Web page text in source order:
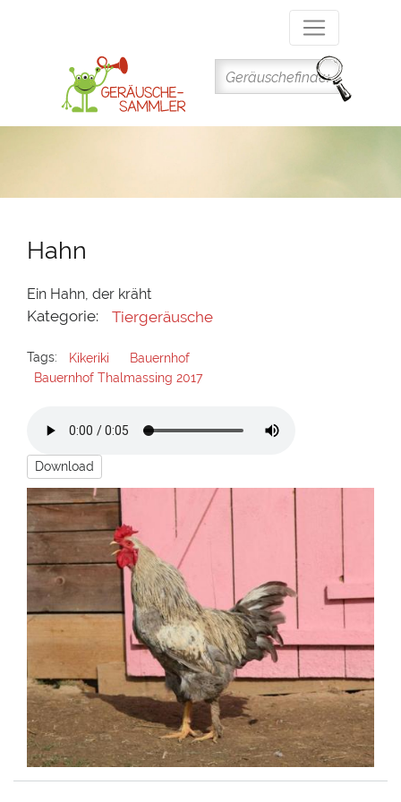
Inhalt
Hahn
Ein Hahn, der kräht
Kategorie: Tiergeräusche
Tags: Kikeriki
Bauernhof
Bauernhof Thalmassing 2017
Download